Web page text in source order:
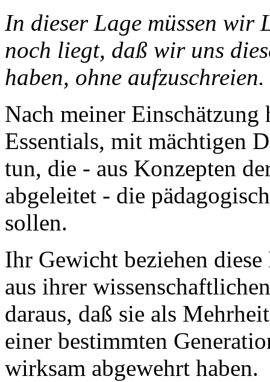
In dieser Lage müssen wir
noch liegt, daß wir uns
haben, ohne aufzuschreien.
Nach meiner
Essentials, mit mächtigen
tun, die - aus Konzepten
abgeleitet - die
sollen.
Ihr Gewicht beziehen
aus ihrer
daraus, daß sie als
einer bestimmten
wirksam abgewehrt haben.